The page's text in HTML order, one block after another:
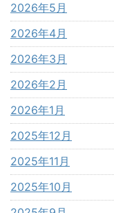
2026年5月
2026年4月
2026年3月
2026年2月
2026年1月
2025年12月
2025年11月
2025年10月